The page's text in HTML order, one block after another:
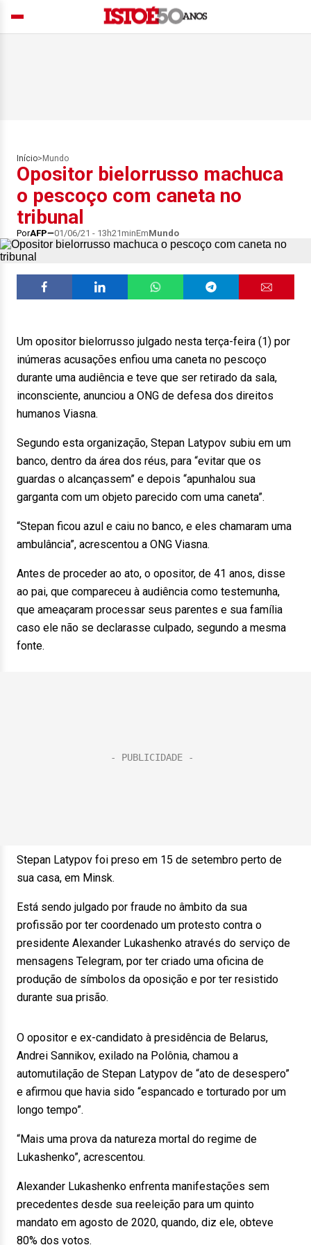
Início> Mundo
Opositor bielorrusso machuca
o pescoço com caneta no
tribunal
PorAFP 01/06/21 - 13h21minEmMundo
Um opositor bielorrusso julgado nesta terça-feira (1) por
inúmeras acusações enfiou uma caneta no pescoço
durante uma audiência e teve que ser retirado da sala,
inconsciente, anunciou a ONG de defesa dos direitos
humanos Viasna.
Segundo esta organização, Stepan Latypov subiu em um
banco, dentro da área dos réus, para “evitar que os
guardas o alcançassem” e depois “apunhalou sua
garganta com um objeto parecido com uma caneta”.
“Stepan ficou azul e caiu no banco, e eles chamaram uma
ambulância”, acrescentou a ONG Viasna.
Antes de proceder ao ato, o opositor, de 41 anos, disse
ao pai, que compareceu à audiência como testemunha,
que ameaçaram processar seus parentes e sua família
caso ele não se declarasse culpado, segundo a mesma
fonte.
Stepan Latypov foi preso em 15 de setembro perto de
sua casa, em Minsk.
Está sendo julgado por fraude no âmbito da sua
profissão por ter coordenado um protesto contra o
presidente Alexander Lukashenko através do serviço de
mensagens Telegram, por ter criado uma oficina de
produção de símbolos da oposição e por ter resistido
durante sua prisão.
O opositor e ex-candidato à presidência de Belarus,
Andrei Sannikov, exilado na Polônia, chamou a
automutilação de Stepan Latypov de “ato de desespero”
e afirmou que havia sido “espancado e torturado por um
longo tempo”.
“Mais uma prova da natureza mortal do regime de
Lukashenko”, acrescentou.
Alexander Lukashenko enfrenta manifestações sem
precedentes desde sua reeleição para um quinto
mandato em agosto de 2020, quando, diz ele, obteve
80% dos votos.